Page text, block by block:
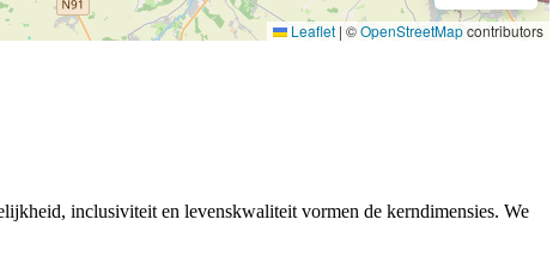
Leaflet | ©OpenStreetMapcontributors
inclusiviteit en levenskwaliteit vormen de kerndimensies. We